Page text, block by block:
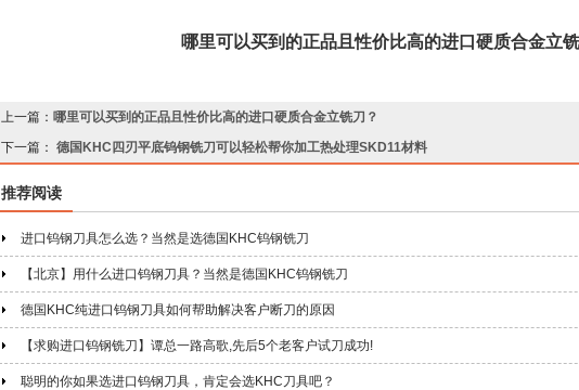
哪里可以买到的正品且性价比高的进口硬质合金立
上一篇： 哪里可以买到的正品且性价比高的进口硬质合金立铣刀？
下一篇： 德国KHC四刃平底钨钢铣刀可以轻松帮你加工热处理SKD11材料
推荐阅读
进口钨钢刀具怎么选？当然是选德国KHC钨钢铣刀
【北京】用什么进口钨钢刀具？当然是德国KHC钨钢铣刀
德国KHC纯进口钨钢刀具如何帮助解决客户断刀的原因
【求购进口钨钢铣刀】谭总一路高歌,先后5个老客户试刀成功!
聪明的你如果选进口钨钢刀具，肯定会选KHC刀具吧？